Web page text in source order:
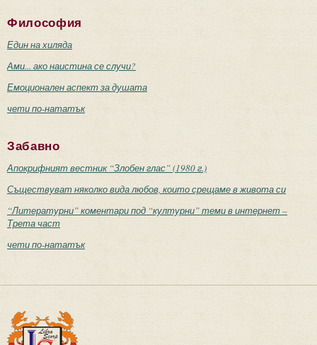
Философия
Един на хиляда
Ами... ако наистина се случи?
Емоционален аспект за душата
чети по-нататък
Забавно
Апокрифният вестник “Злобен глас” (1980 г.)
Съществуват няколко вида любов, които срещаме в живота си
“Литературни” коментари под “културни” теми в интернет –
Трета част
чети по-нататък